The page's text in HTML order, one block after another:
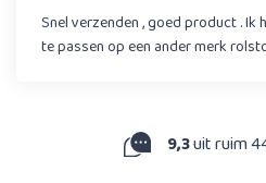
Snel verzenden , goed product . Ik
te passen op een ander merk
9,3uit ruim